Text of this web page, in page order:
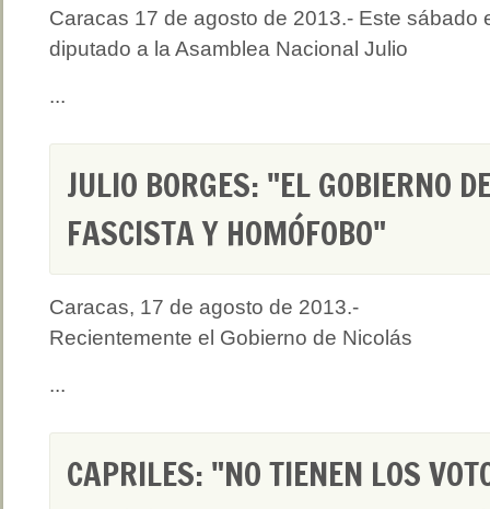
Caracas 17 de agosto de 2013.- Este sábado
diputado a la Asamblea Nacional Julio
...
JULIO BORGES: "EL GOBIERNO
FASCISTA Y HOMÓFOBO"
Caracas, 17 de agosto de 2013.-
Recientemente el Gobierno de Nicolás
...
CAPRILES: "NO TIENEN LOS